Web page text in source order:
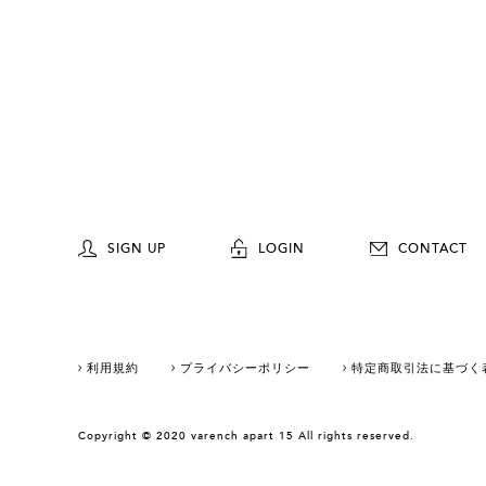
SIGN UP LOGIN CONTACT
利用規約 プライバシーポリシー 特定商取引法に基づく
Copyright © 2020 varench apart 15 All rights reserved.